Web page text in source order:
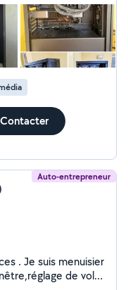
Contacter
Auto-entrepreneur
. Je suis menuisier
de volet